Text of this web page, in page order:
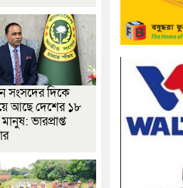
সংসদের দিকে
আছে দেশের ১৮
ভারপ্রাপ্ত